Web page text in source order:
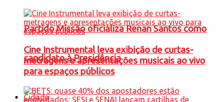
Partido Missão oficializa Renan Santos como
candidato à Presidência
Cidade
Cine Instrumental leva exibição de curtas-
metragens e apresentações musicais ao vivo
para espaços públicos